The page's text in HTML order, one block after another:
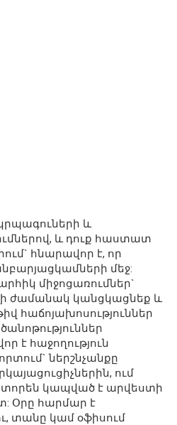
և
և դուք հաստատ
հնարավոր է, որ
մեջ:
միջոցառումներ`
ժամանակ կանցկացնեք և
հաճոյախոսություններ
է հաջողություն
ներշնչանքը
ում
կապված է արվեստի
Օրը հարմար է
տանը կամ օֆիսում